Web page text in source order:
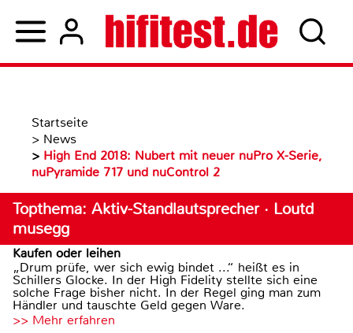
Startseite
> News
> High End 2018: Nubert mit neuer nuPro X-Serie,
nuPyramide 717 und nuControl 2
Topthema: Aktiv-Standlautsprecher · Loutd
musegg
Kaufen oder leihen
„Drum prüfe, wer sich ewig bindet ...“ heißt es in
Schillers Glocke. In der High Fidelity stellte sich eine
solche Frage bisher nicht. In der Regel ging man zum
Händler und tauschte Geld gegen Ware.
>> Mehr erfahren